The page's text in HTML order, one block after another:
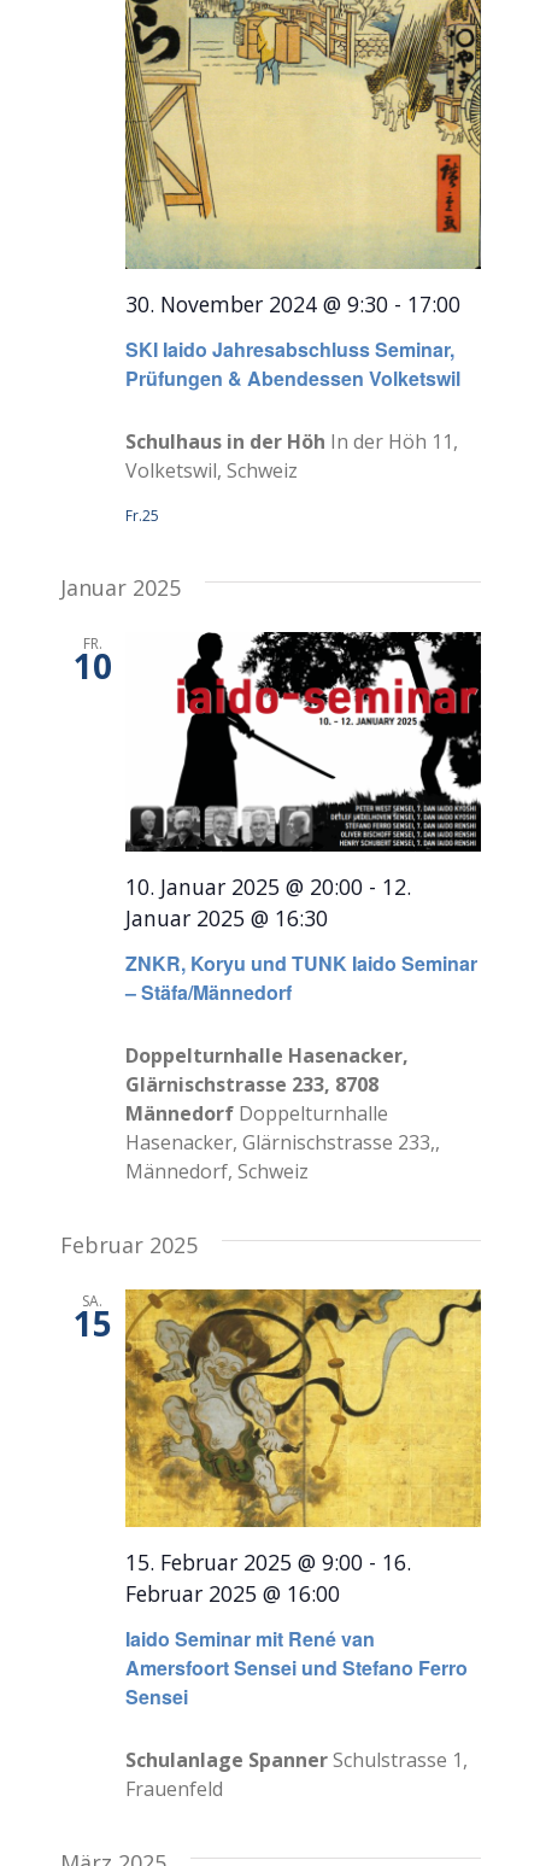
SKI Iaido Jahresabschluss Seminar,
Prüfungen & Abendessen Volketswil
30. November 2024 @ 9:30- 17:00
Schulhaus in der Höh In der Höh 11,
Volketswil, Schweiz
Fr.25
Januar 2025
FR.
10
ZNKR, Koryu und TUNK Iaido Seminar
– Stäfa/Männedorf
10. Januar 2025 @ 20:00- 12.
Januar 2025 @ 16:30
Doppelturnhalle Hasenacker,
Glärnischstrasse 233, 8708
Männedorf Doppelturnhalle
Hasenacker, Glärnischstrasse 233,,
Männedorf, Schweiz
Februar 2025
SA.
15
Iaido Seminar mit René van
Amersfoort Sensei und Stefano Ferro
Sensei
15. Februar 2025 @ 9:00- 16.
Februar 2025 @ 16:00
Schulanlage SpannerSchulstrasse 1,
Frauenfeld